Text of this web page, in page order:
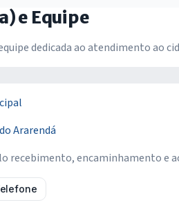
e Equipe
dedicada ao atendimento ao
Ararendá
recebimento, encaminhamento e